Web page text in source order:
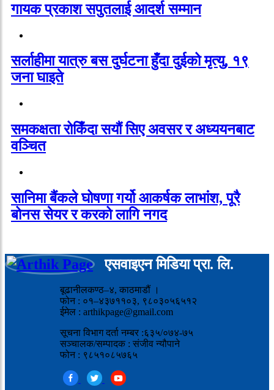
गायक प्रकाश सपुतलाई आदर्श सम्मान
सर्लाहीमा यात्रु बस दुर्घटना हुँदा दुईको मृत्यु, १९
जना घाइते
समकक्षता रोकिँदा सयौं सिए अवसर र अध्ययनबाट
वञ्चित
सानिमा बैंकले घोषणा गर्यो आकर्षक लाभांश, पूरै
बोनस सेयर र करको लागि नगद
एसवाइएन मिडिया प्रा. लि.
बूढानीलकण्ठ–४, काठमाडौं ।
फोन : ०१–४३७११०३, ९८०३०५६५१२
ईमेल : arthikpage@gmail.com
सूचना विभाग दर्ता नम्बर :६३५/०७४-७५
सञ्चालक/सम्पादक : संजीव न्यौपाने
फोन : ९८५१०८५७६५